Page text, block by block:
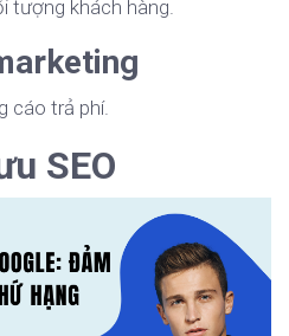
tượng khách hàng.
cáo trả phí.
SEO